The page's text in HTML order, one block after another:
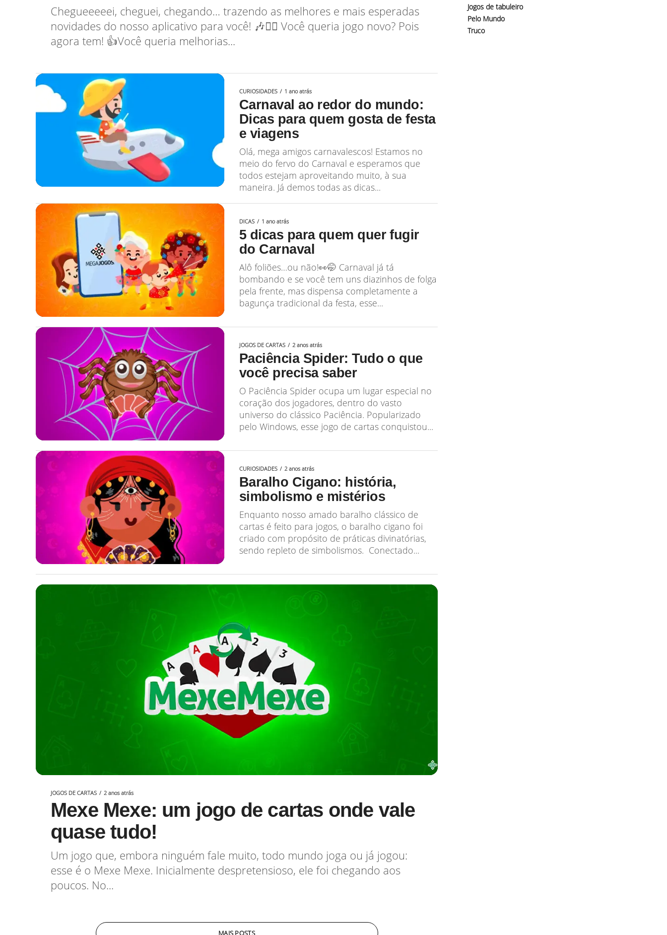
Chegueeeeei, cheguei, chegando… trazendo as melhores e mais esperadas
novidades do nosso aplicativo para você! 🎶👯‍♀️ Você queria jogo novo? Pois
agora tem! 👍Você queria melhorias...
CURIOSIDADES 1 ano atrás
Carnaval ao redor do mundo:
Dicas para quem gosta de festa
e viagens
Olá, mega amigos carnavalescos! Estamos no
meio do fervo do Carnaval e esperamos que
todos estejam aproveitando muito, à sua
maneira. Já demos todas as dicas...
DICAS 1 ano atrás
5 dicas para quem quer fugir
do Carnaval
Alô foliões…ou não!👀🤭 Carnaval já tá
bombando e se você tem uns diazinhos de folga
pela frente, mas dispensa completamente a
bagunça tradicional da festa, esse...
JOGOS DE CARTAS 2 anos atrás
Paciência Spider: Tudo o que
você precisa saber
O Paciência Spider ocupa um lugar especial no
coração dos jogadores, dentro do vasto
universo do clássico Paciência. Popularizado
pelo Windows, esse jogo de cartas conquistou...
CURIOSIDADES 2 anos atrás
Baralho Cigano: história,
simbolismo e mistérios
Enquanto nosso amado baralho clássico de
cartas é feito para jogos, o baralho cigano foi
criado com propósito de práticas divinatórias,
sendo repleto de simbolismos. Conectado...
JOGOS DE CARTAS 2 anos atrás
Mexe Mexe: um jogo de cartas onde vale
quase tudo!
Um jogo que, embora ninguém fale muito, todo mundo joga ou já jogou:
esse é o Mexe Mexe. Inicialmente despretensioso, ele foi chegando aos
poucos. No...
MAIS POSTS
Jogos de tabuleiro
Pelo Mundo
Truco